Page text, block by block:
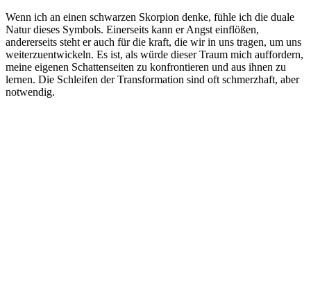
Wenn ich an einen schwarzen⁣ Skorpion denke, fühle ich die duale
Natur‌ dieses ‌Symbols. Einerseits kann er Angst⁤ einflößen,
andererseits ⁤steht⁢ er auch ⁤für die‌ kraft,⁤ die wir in uns tragen, um⁣ uns
weiterzuentwickeln. Es ist, als⁣ würde⁤ dieser Traum mich‍ auffordern,
meine ​eigenen⁤ Schattenseiten zu konfrontieren und aus‍ ihnen zu
lernen. Die⁢ Schleifen der Transformation sind‍ oft schmerzhaft, aber
notwendig.